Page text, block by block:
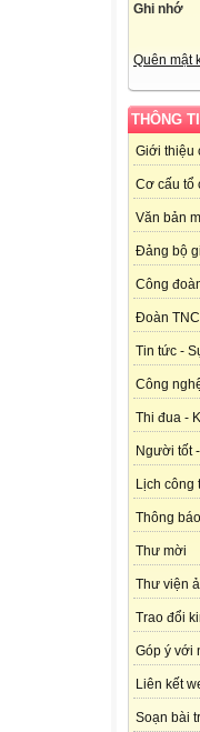
Ghi nhớ
Quên mật
THÔNG
Giới thiệu
Cơ cấu tổ
Văn bản
Đảng bộ
Công
Đoàn
Tin tức -
Công
Thi đua -
Người tốt
Lịch công
Thông báo
Thư mời
Thư viện
Trao đổi
Góp ý với
Liên kết
Soạn bài